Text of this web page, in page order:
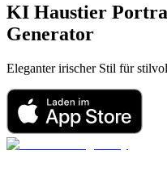
KI Haustier
Generator
Eleganter irischer Stil für